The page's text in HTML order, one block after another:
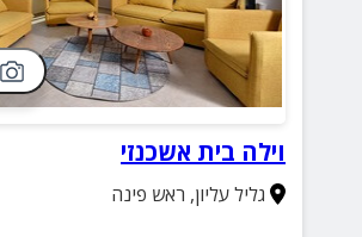
וילה בית אשכנזי
גליל עליון, ראש פינה